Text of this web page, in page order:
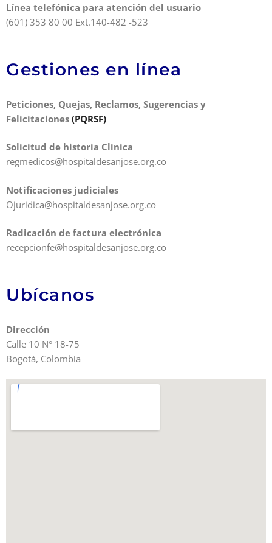
Línea telefónica para atención del usuario
(601) 353 80 00 Ext.140-482 -523
Gestiones en línea
Peticiones, Quejas, Reclamos, Sugerencias y
Felicitaciones (PQRSF)
Solicitud de historia Clínica
regmedicos@hospitaldesanjose.org.co
Notificaciones judiciales
Ojuridica@hospitaldesanjose.org.co
Radicación de factura electrónica
recepcionfe@hospitaldesanjose.org.co
Ubícanos
Dirección
Calle 10 N° 18-75
Bogotá, Colombia